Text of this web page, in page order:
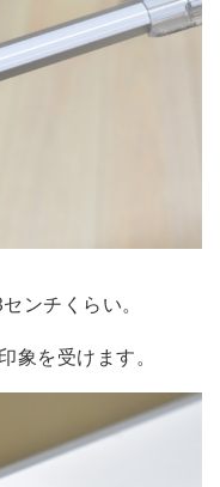
ンチくらい。
象 を受けます。